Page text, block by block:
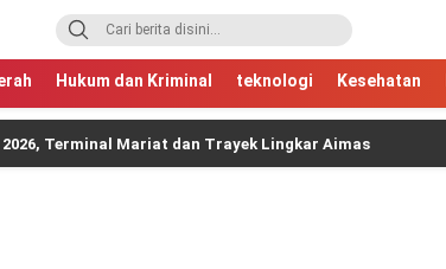
Hukum dan Kriminal teknologi Kesehatan
Mariat dan Trayek Lingkar Aimas